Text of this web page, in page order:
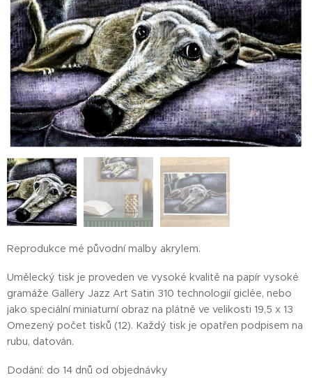
Reprodukce mé původní malby akrylem.
Umělecký tisk je proveden ve vysoké kvalitě na papír vysoké
gramáže Gallery Jazz Art Satin 310 technologií giclée, nebo
jako speciální miniaturní obraz na plátně ve velikosti 19,5 x 13
Omezený počet tisků (12). Každý tisk je opatřen podpisem na
rubu, datován.
Dodání: do 14 dnů od objednávky